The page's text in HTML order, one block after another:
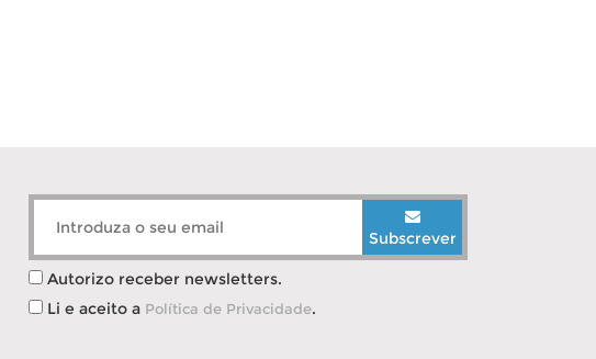
Autorizo receber newsletters.
Li e aceito a Política de Privacidade.
Subscrever